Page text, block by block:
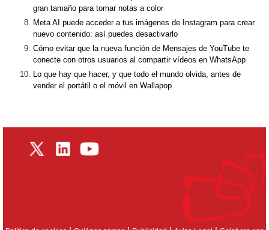
gran tamaño para tomar notas a color
Meta AI puede acceder a tus imágenes de Instagram para crear
nuevo contenido: así puedes desactivarlo
Cómo evitar que la nueva función de Mensajes de YouTube te
conecte con otros usuarios al compartir vídeos en WhatsApp
Lo que hay que hacer, y que todo el mundo olvida, antes de
vender el portátil o el móvil en Wallapop